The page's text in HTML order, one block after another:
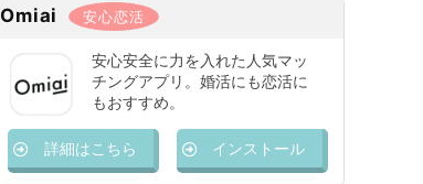
Omiai 安心恋活
安心安全に力を入れた人気マッ
チングアプリ。婚活にも恋活に
もおすすめ。
詳細はこちら インストール